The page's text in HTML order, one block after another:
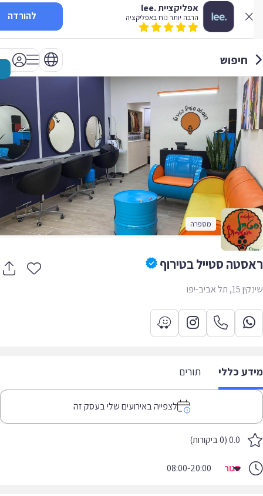
אפליקציית .lee
הרבה יותר נוח באפליקציה להורדה
חיפוש
מספרה
סטייל בטירוף
אביב-יפו
כללי תורים
לצפייה באירועים שלי בעסק זה
0.0 (0 ביקורות)
סגור 08:00-20:00